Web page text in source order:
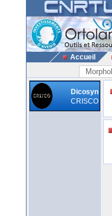
Accueil
Dicosyn
CRISCO